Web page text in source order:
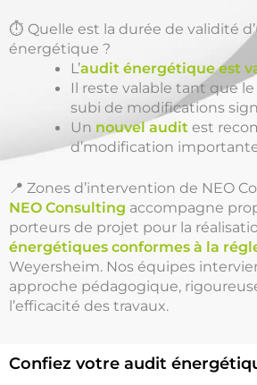
⏱️ Quelle est la durée de validité
énergétique ?
L’audit énergétique est
Il reste valable tant que
subi de modifications
Un nouvel audit est
d’modification
📍 Zones d’intervention de NEO
NEO Consulting accompagne
porteurs de projet pour la
énergétiques conformes à la
Weyersheim. Nos équipes
approche pédagogique,
l’efficacité des travaux.
Confiez votre audit